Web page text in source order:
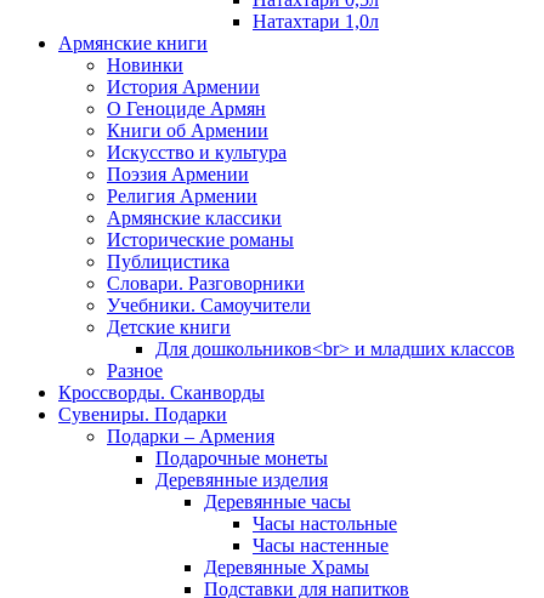
Натахтари 1,0л
Армянские книги
Новинки
История Армении
О Геноциде Армян
Книги об Армении
Иcкусство и культура
Поэзия Армении
Религия Армении
Армянские классики
Исторические романы
Публицистика
Словари. Разговорники
Учебники. Самоучители
Детские книги
Для дошкольников<br> и младших классов
Разное
Кроссворды. Сканворды
Сувениры. Подарки
Подарки – Армения
Подарочные монеты
Деревянные изделия
Деревянные часы
Часы настольные
Часы настенные
Деревянные Храмы
Подставки для напитков